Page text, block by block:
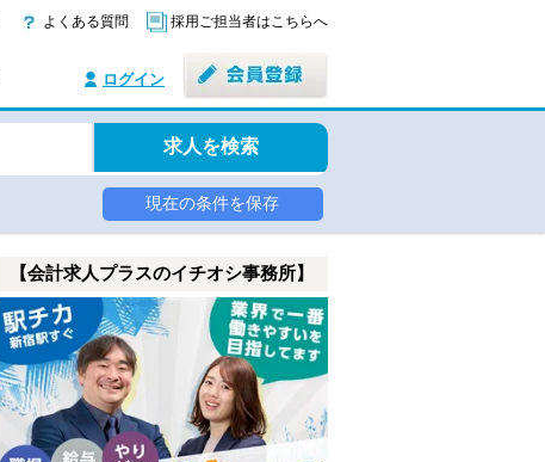
よくある質問 採用ご担当者はこちらへ
ログイン
求人を検索
現在の条件を保存
【会計求人プラスのイチオシ事務所】